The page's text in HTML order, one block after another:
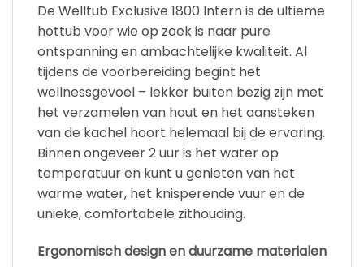
De Welltub Exclusive 1800 Intern is de ultieme
hottub voor wie op zoek is naar pure
ontspanning en ambachtelijke kwaliteit. Al
tijdens de voorbereiding begint het
wellnessgevoel – lekker buiten bezig zijn met
het verzamelen van hout en het aansteken
van de kachel hoort helemaal bij de ervaring.
Binnen ongeveer 2 uur is het water op
temperatuur en kunt u genieten van het
warme water, het knisperende vuur en de
unieke, comfortabele zithouding.
Ergonomisch design en duurzame materialen